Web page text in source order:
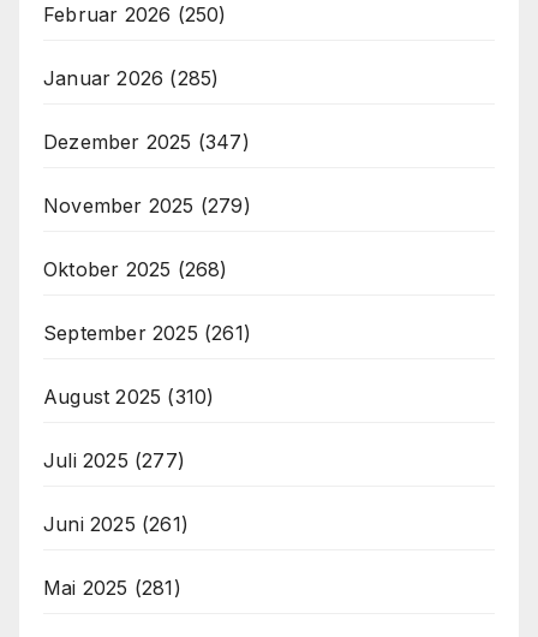
Februar 2026 (250)
Januar 2026 (285)
Dezember 2025 (347)
November 2025 (279)
Oktober 2025 (268)
September 2025 (261)
August 2025 (310)
Juli 2025 (277)
Juni 2025 (261)
Mai 2025 (281)